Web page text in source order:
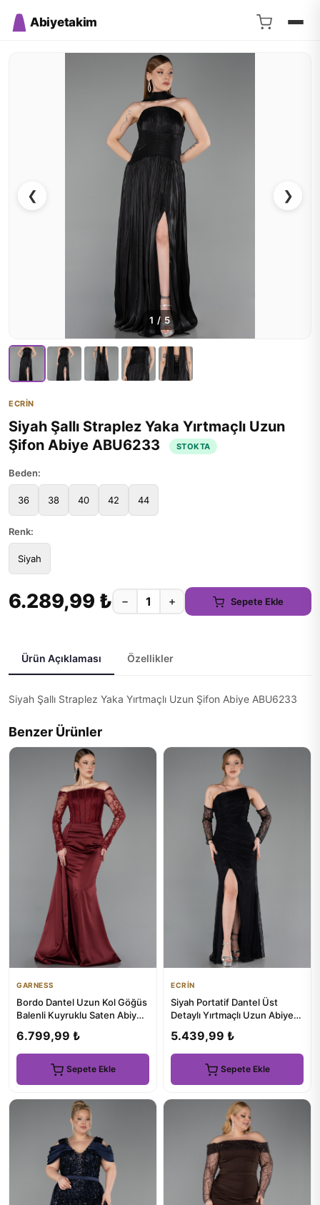
Abiyetakim
❮ ❯
1 / 5
ECRİN
Siyah Şallı Straplez Yaka Yırtmaçlı Uzun
Şifon Abiye ABU6233
STOKTA
Beden:
36 38 40 42 44
Renk:
Siyah
6.289,99 ₺ − + Sepete Ekle
Ürün Açıklaması Özellikler
Siyah Şallı Straplez Yaka Yırtmaçlı Uzun Şifon Abiye ABU6233
Benzer Ürünler
GARNESS
Bordo Dantel Uzun Kol Göğüs
Balenli Kuyruklu Saten Abiye
6.799,99 ₺
Sepete Ekle
ECRİN
Siyah Portatif Dantel Üst
Detaylı Yırtmaçlı Uzun Abiye
5.439,99 ₺
Sepete Ekle